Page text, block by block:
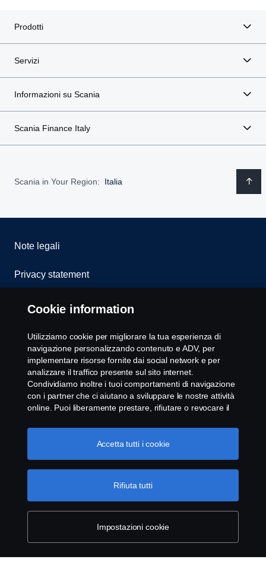
Prodotti
Servizi
Informazioni su Scania
Scania Finance Italy
Scania in Your Region: Italia
Note legali
Privacy statement
Cookies
Whistleblowing
Modello 231
Impostazione Cookie
© Copyright Scania 2025 All rights reserved. Scania
CV AB, SE-151 87 Södertälje, Sweden, Tel: +46-8-
55 38 10 00, Fax: +46-8-55 38 10 37.
Cookie information
Utilizziamo cookie per migliorare la tua esperienza di
navigazione personalizzando contenuto e ADV, per
implementare risorse fornite dai social network e per
analizzare il traffico presente sul sito internet.
Condividiamo inoltre i tuoi comportamenti di navigazione
con i partner che ci aiutano a sviluppare le nostre attività
online. Puoi liberamente prestare, rifiutare o revocare il
all'attivazione dei cookie e alla possibilità di condividere le
informazioni. Cliccando "rifiuta tutti" potrai continuare la
comprendere meglio la nostra politica di gestione dei
cookie, ti invitiamo a visitare la pagina cookies, cliccando
sul link in calce. Maggiori informazioni sulla tua privacy
Impostazioni cookie
Rifiuta tutti
Accetta tutti i cookie